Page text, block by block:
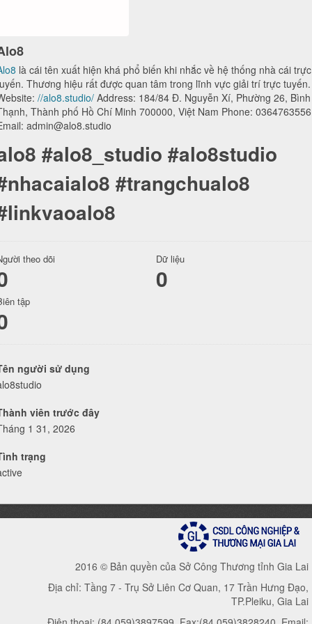
là cái tên xuất hiện khá phổ biến khi nhắc về hệ thống nhà cái trực
Thương hiệu rất được quan tâm trong lĩnh vực giải trí trực tuyến.
//alo8.studio/ Address: 184/84 Đ. Nguyễn Xí, Phường 26, Bình
Thành phố Hồ Chí Minh 700000, Việt Nam Phone: 0364763556
admin@alo8.studio
#alo8_studio #alo8studio
#trangchualo8
theo dõi Dữ liệu
0
tập
người sử dụng
viên trước đây
1 31, 2026
trạng
2016 © Bản quyền của Sở Công Thương tỉnh Gia Lai
Địa chỉ: Tầng 7 - Trụ Sở Liên Cơ Quan, 17 Trần Hưng Đạo,
TP.Pleiku, Gia Lai